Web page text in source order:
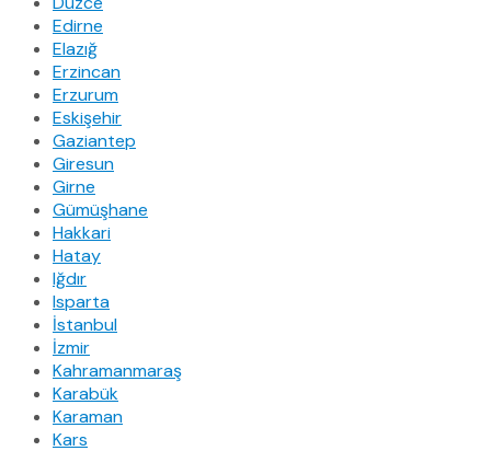
Edirne
Elazığ
Erzincan
Erzurum
Eskişehir
Gaziantep
Giresun
Girne
Gümüşhane
Hakkari
Hatay
Iğdır
Isparta
İstanbul
İzmir
Kahramanmaraş
Karabük
Karaman
Kars